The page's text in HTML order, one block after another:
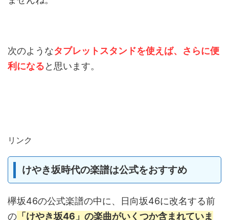
次のようなタブレットスタンドを使えば、さらに便
利になると思います。
リンク
けやき坂時代の楽譜は公式をおすすめ
欅坂46の公式楽譜の中に、日向坂46に改名する前
の 「けやき坂46」の楽曲がいくつか含まれていま